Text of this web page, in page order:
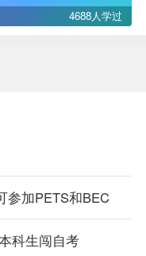
4688人学过
参加PETS和BEC
科生闯自考